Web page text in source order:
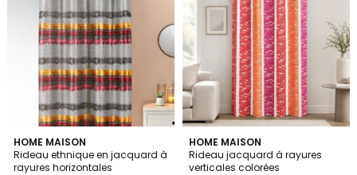
HOME MAISON
Rideau ethnique en jacquard à
rayures horizontales
2
Couleurs
HOME MAISON
Rideau jacquard à rayures
verticales colorées
5
/
5
2
Couleurs